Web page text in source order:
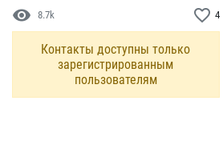
visibility 8.7k favorite_border 4
Контакты доступны только
зарегистрированным
пользователям